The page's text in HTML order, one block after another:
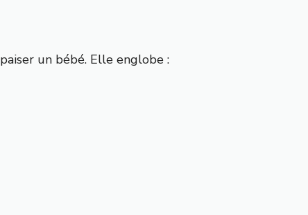
un bébé. Elle englobe :